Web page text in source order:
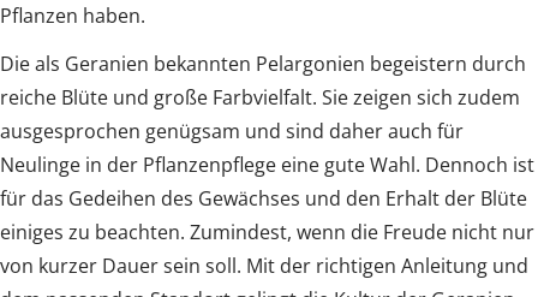
Pflanzen haben.
Die als Geranien bekannten Pelargonien begeistern durch
reiche Blüte und große Farbvielfalt. Sie zeigen sich zudem
ausgesprochen genügsam und sind daher auch für
Neulinge in der Pflanzenpflege eine gute Wahl. Dennoch ist
für das Gedeihen des Gewächses und den Erhalt der Blüte
einiges zu beachten. Zumindest, wenn die Freude nicht nur
von kurzer Dauer sein soll. Mit der richtigen Anleitung und